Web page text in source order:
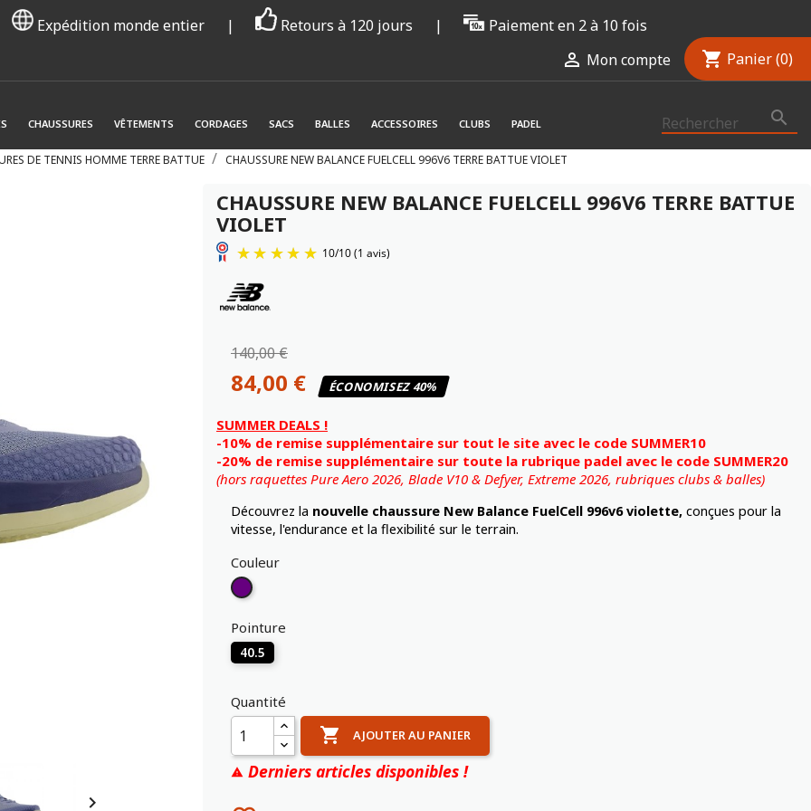
Expédition monde entier | Retours à 120 jours | Paiement en 2 à 10 fois
 Mon compte shopping_cart Panier (0)

CHAUSSURES VÊTEMENTS CORDAGES SACS BALLES ACCESSOIRES CLUBS PADEL
DE TENNIS HOMME TERRE BATTUE CHAUSSURE NEW BALANCE FUELCELL 996V6 TERRE BATTUE VIOLET

CHAUSSURE NEW BALANCE FUELCELL 996V6 TERRE BATTUE
VIOLET
140,00 €
84,00 € ÉCONOMISEZ 40%
SUMMER DEALS !
-10% de remise supplémentaire sur tout le site avec le code SUMMER10
-20% de remise supplémentaire sur toute la rubrique padel avec le code SUMMER20
(hors raquettes Pure Aero 2026, Blade V10 & Defyer, Extreme 2026, rubriques clubs & balles)
Découvrez la nouvelle chaussure New Balance FuelCell 996v6 violette, conçues pour la
vitesse, l'endurance et la flexibilité sur le terrain.
Couleur
Violet
Pointure
40.5
Quantité
 AJOUTER AU PANIER
 Derniers articles disponibles !